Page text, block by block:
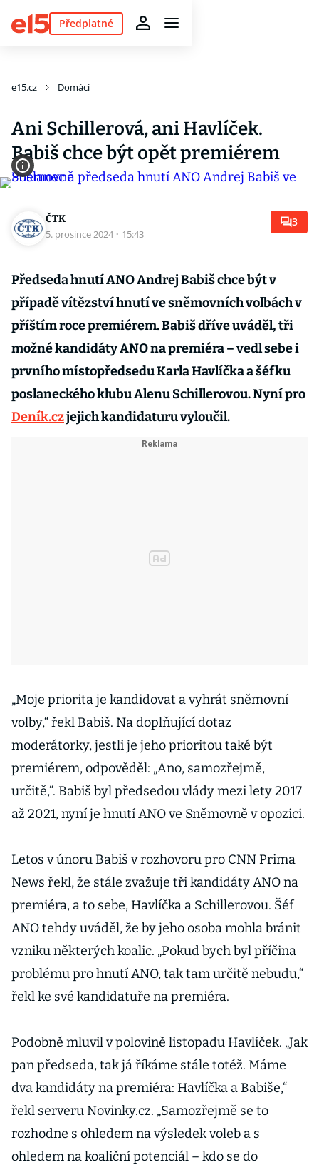
Předplatné
e15.cz Domácí
Ani Schillerová, ani Havlíček.
Babiš chce být opět premiérem
ČTK
5. prosince 2024 · 15:43
3
Předseda hnutí ANO Andrej Babiš chce být v
případě vítězství hnutí ve sněmovních volbách v
příštím roce premiérem. Babiš dříve uváděl, tři
možné kandidáty ANO na premiéra – vedl sebe i
prvního místopředsedu Karla Havlíčka a šéfku
poslaneckého klubu Alenu Schillerovou. Nyní pro
Deník.czjejich kandidaturu vyloučil.
„Moje priorita je kandidovat a vyhrát sněmovní
volby,“ řekl Babiš. Na doplňující dotaz
moderátorky, jestli je jeho prioritou také být
premiérem, odpověděl: „Ano, samozřejmě,
určitě,“. Babiš byl předsedou vlády mezi lety 2017
až 2021, nyní je hnutí ANO ve Sněmovně v opozici.
Letos v únoru Babiš v rozhovoru pro CNN Prima
News řekl, že stále zvažuje tři kandidáty ANO na
premiéra, a to sebe, Havlíčka a Schillerovou. Šéf
ANO tehdy uváděl, že by jeho osoba mohla bránit
vzniku některých koalic. „Pokud bych byl příčina
problému pro hnutí ANO, tak tam určitě nebudu,“
řekl ke své kandidatuře na premiéra.
Podobně mluvil v polovině listopadu Havlíček. „Jak
pan předseda, tak já říkáme stále totéž. Máme
dva kandidáty na premiéra: Havlíčka a Babiše,“
řekl serveru Novinky.cz. „Samozřejmě se to
rozhodne s ohledem na výsledek voleb a s
ohledem na koaliční potenciál – kdo se do